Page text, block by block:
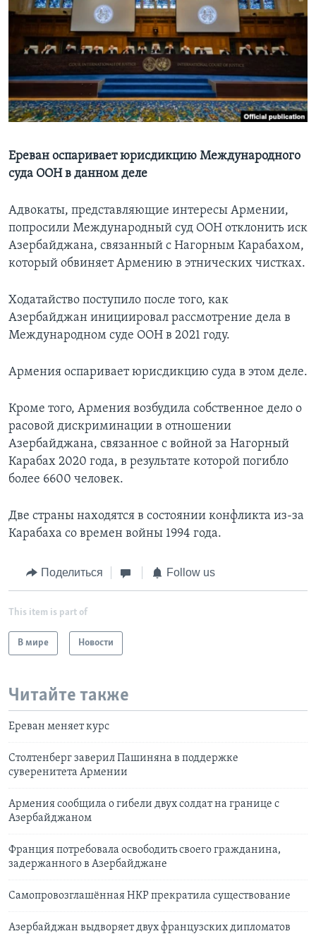
Learning English
СОЦИАЛЬНЫЕ СЕТИ
Ереван оспаривает юрисдикцию Международного
суда ООН в данном деле
Адвокаты, представляющие интересы Армении,
попросили Международный суд ООН отклонить иск
Азербайджана, связанный с Нагорным Карабахом,
который обвиняет Армению в этнических чистках.
Ходатайство поступило после того, как
Азербайджан инициировал рассмотрение дела в
Международном суде ООН в 2021 году.
Армения оспаривает юрисдикцию суда в этом деле.
Кроме того, Армения возбудила собственное дело о
расовой дискриминации в отношении
Азербайджана, связанное с войной за Нагорный
Карабах 2020 года, в результате которой погибло
более 6600 человек.
Две страны находятся в состоянии конфликта из-за
Карабаха со времен войны 1994 года.
Поделиться Follow us
This item is part of
В мире Новости
Читайте также
Ереван меняет курс
Столтенберг заверил Пашиняна в поддержке
суверенитета Армении
Армения сообщила о гибели двух солдат на границе с
Азербайджаном
Франция потребовала освободить своего гражданина,
задержанного в Азербайджане
Самопровозглашённая НКР прекратила существование
Азербайджан выдворяет двух французских дипломатов